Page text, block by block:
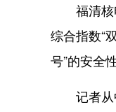
福清核电
综合指数“
号”的安全
记者从中